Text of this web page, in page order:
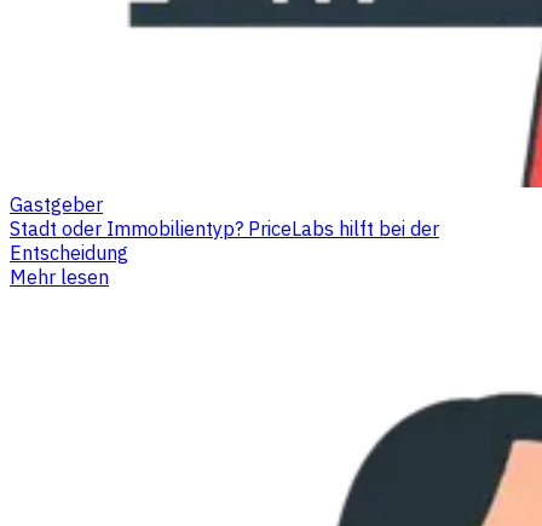
Gastgeber
Stadt oder Immobilientyp? PriceLabs hilft bei der
Entscheidung
Mehr lesen